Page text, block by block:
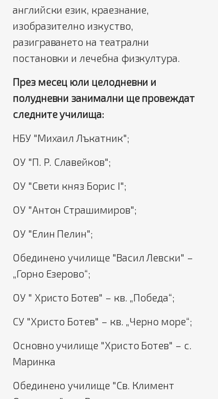
английски език, краезнание,
изобразително изкуство,
разиграването на театрални
постановки и лечебна физкултура.
През месец юли целодневни и
полудневни занимални ще провеждат
следните училища:
НБУ "Михаил Лъкатник";
ОУ "П. Р. Славейков";
ОУ "Свети княз Борис I";
ОУ "Антон Страшимиров";
ОУ "Елин Пелин";
Обединено училище "Васил Левски" –
„Горно Езерово“;
ОУ " Христо Ботев" – кв. „Победа“;
СУ "Христо Ботев" – кв. „Черно море“;
Основно училище "Христо Ботев" – с.
Маринка
Обединено училище "Св. Климент